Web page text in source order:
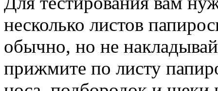
несколько листов
обычно, но не
прижмите по листу